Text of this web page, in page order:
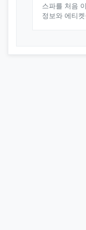
스파를 처음
정보와 에티